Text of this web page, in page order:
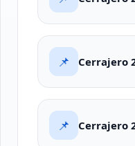
📌 Cerrajero
📌 Cerrajero